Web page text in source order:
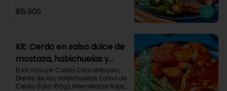
Verde, Receta Impresa.
$15.900
Kit: Cerdo en salsa dulce de
mostaza, habichuelas y
zanahorias asadas-133
El kit incluye: Caldo Concentrado,
Diente de Ajo, Habichuelas, Lomo de
Cerdo (foto 160g), Mermelada Roja,